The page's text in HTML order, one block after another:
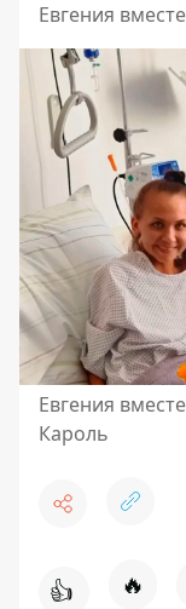
Евгения
Евгения
Кароль
👍 🔥